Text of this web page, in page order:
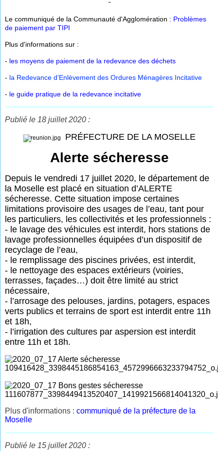
Le communiqué de la Communauté d'Agglomération : Problèmes
de paiement par TIPI
Plus d'informations sur :
- les moyens de paiement de la redevance des déchets
- la Redevance d’Enlèvement des Ordures Ménagères Incitative
- le guide pratique de la redevance incitative
Publié le 18 juillet 2020 :
PRÉFECTURE DE LA MOSELLE
Alerte sécheresse
Depuis le vendredi 17 juillet 2020, le département de
la Moselle est placé en situation d’ALERTE
sécheresse. Cette situation impose certaines
limitations provisoire des usages de l’eau, tant pour
les particuliers, les collectivités et les professionnels :
- le lavage des véhicules est interdit, hors stations de
lavage professionnelles équipées d’un dispositif de
recyclage de l’eau,
- le remplissage des piscines privées, est interdit,
- le nettoyage des espaces extérieurs (voiries,
terrasses, façades…) doit être limité au strict
nécessaire,
- l’arrosage des pelouses, jardins, potagers, espaces
verts publics et terrains de sport est interdit entre 11h
et 18h,
- l’irrigation des cultures par aspersion est interdit
entre 11h et 18h.
Plus d'informations :communiqué de la préfecture de la
Moselle
Publié le 15 juillet 2020 :